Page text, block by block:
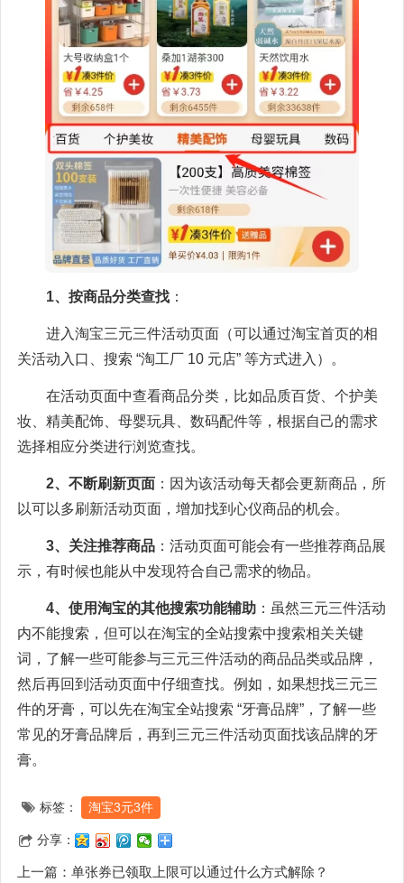
1、按商品分类查找 ：
进入淘宝三元三件活动页面（可以通过淘宝首页的相
关活动入口、搜索 “淘工厂 10 元店” 等方式进入）。
在活动页面中查看商品分类，比如品质百货、个护美
妆、精美配饰、母婴玩具、数码配件等，根据自己的需求
选择相应分类进行浏览查找。
2、不断刷新页面 ：因为该活动每天都会更新商品，所
以可以多刷新活动页面，增加找到心仪商品的机会。
3、关注推荐商品 ：活动页面可能会有一些推荐商品展
示，有时候也能从中发现符合自己需求的物品。
4、使用淘宝的其他搜索功能辅助 ：虽然三元三件活动
内不能搜索，但可以在淘宝的全站搜索中搜索相关关键
词，了解一些可能参与三元三件活动的商品品类或品牌，
然后再回到活动页面中仔细查找。例如，如果想找三元三
件的牙膏，可以先在淘宝全站搜索 “牙膏品牌”，了解一些
常见的牙膏品牌后，再到三元三件活动页面找该品牌的牙
膏。
标签： 淘宝3元3件
分享：
上一篇： 单张券已领取上限可以通过什么方式解除？